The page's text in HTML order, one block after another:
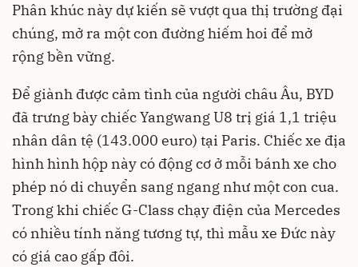
Phân khúc này dự kiến sẽ vượt qua thị trường đại
chúng, mở ra một con đường hiếm hoi để mở
rộng bền vững.
Để giành được cảm tình của người châu Âu, BYD
đã trưng bày chiếc Yangwang U8 trị giá 1,1 triệu
nhân dân tệ (143.000 euro) tại Paris. Chiếc xe địa
hình hình hộp này có động cơ ở mỗi bánh xe cho
phép nó di chuyển sang ngang như một con cua.
Trong khi chiếc G-Class chạy điện của Mercedes
có nhiều tính năng tương tự, thì mẫu xe Đức này
có giá cao gấp đôi.